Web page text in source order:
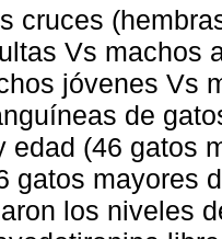
cruces
Vs machos
jóvenes Vs
de
edad (46 gatos
gatos mayores
los niveles